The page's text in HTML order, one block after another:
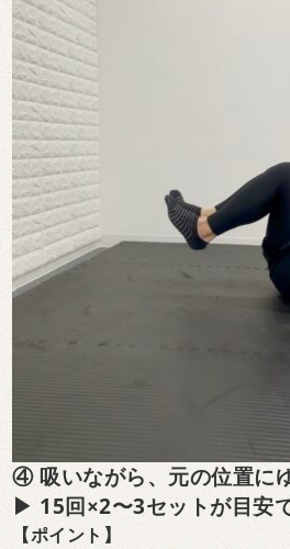
④ 吸いながら、元の位置に
▶ 15回×2〜3セットが目安
【ポイント】